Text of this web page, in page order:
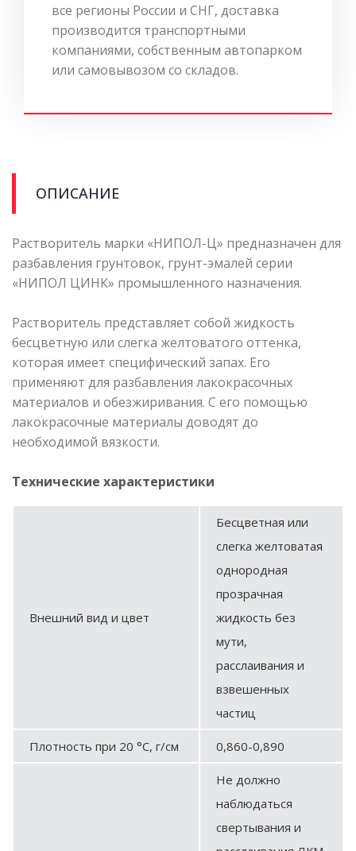
все регионы России и СНГ, доставка
производится транспортными
компаниями, собственным автопарком
или самовывозом со складов.
ОПИСАНИЕ
Растворитель марки «НИПОЛ-Ц» предназначен для
разбавления грунтовок, грунт-эмалей серии
«НИПОЛ ЦИНК» промышленного назначения.
Растворитель представляет собой жидкость
бесцветную или слегка желтоватого оттенка,
которая имеет специфический запах. Его
применяют для разбавления лакокрасочных
материалов и обезжиривания. С его помощью
лакокрасочные материалы доводят до
необходимой вязкости.
Технические характеристики
Внешний вид и цвет
Бесцветная или
слегка желтоватая
однородная
прозрачная
жидкость без
мути,
расслаивания и
взвешенных
частиц
Плотность при 20 °С, г/см 0,860-0,890
Не должно
наблюдаться
свертывания и